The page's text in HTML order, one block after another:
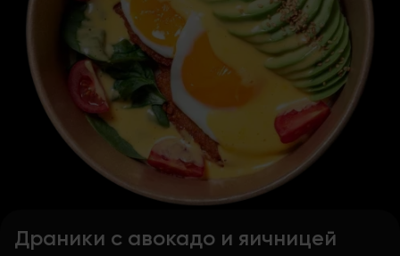
Драники с авокадо и яичницей